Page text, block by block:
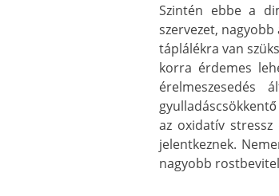
Szintén ebbe a
szervezet,
táplálékra van
korra érdemes
érelmeszesedés
az oxidatív stressz
jelentkeznek.
nagyobb